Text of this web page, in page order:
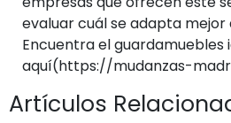
evaluar cuál se adapta mejor
Encuentra el guardamuebles
aquí(https://mudanzas-
Artículos